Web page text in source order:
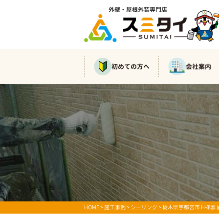
外壁・屋根外装専門店
初めての方へ 会社案内
HOME>施工事例>シーリング>栃木県宇都宮市 H様邸